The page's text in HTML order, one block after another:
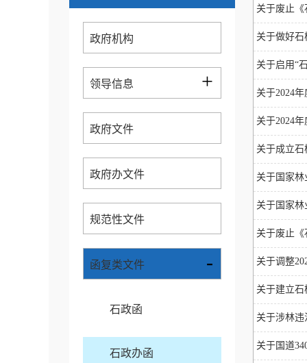
政府机构
领导信息 +
政府文件
政府办文件
规范性文件
函复类文件 -
石政函
石政办函
关于废止
关于做好石
关于启用“
关于2024
关于2024
关于成立石
关于国家
关于国家
关于废止《
关于调整
关于建立
关于涉林违
关于国道